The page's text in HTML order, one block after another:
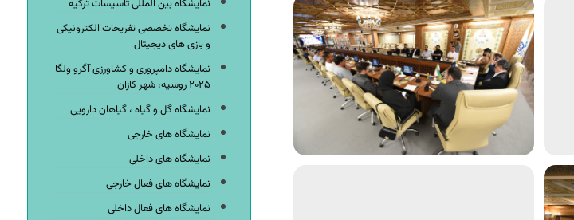
نمایشگاه بین المللی تاسیسات ترکیه
نمایشگاه تخصصی تفریحات الکترونیکی
و بازی های دیجیتال
نمایشگاه دامپروری و کشاورزی آگرو ولگا
۲۰۲۵ روسیه، شهر کازان
نمایشگاه گل و گیاه ، گیاهان دارویی
نمایشگاه های خارجی
نمایشگاه های داخلی
نمایشگاه های فعال خارجی
نمایشگاه های فعال داخلی